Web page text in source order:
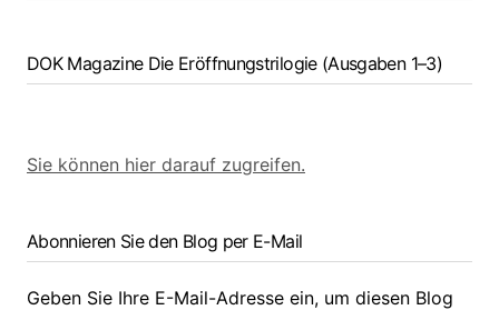
DOK Magazine Die Eröffnungstrilogie (Ausgaben 1–3)
Sie können hier darauf zugreifen.
Abonnieren Sie den Blog per E-Mail
Geben Sie Ihre E-Mail-Adresse ein, um diesen Blog